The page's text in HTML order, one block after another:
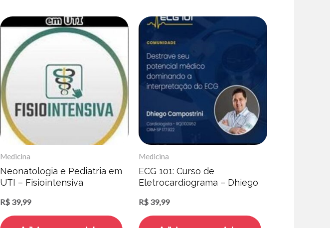
Medicina
Neonatologia e Pediatria em
UTI – Fisiointensiva
R$ 39,99
Medicina
ECG 101: Curso de
Eletrocardiograma – Dhiego
R$ 39,99